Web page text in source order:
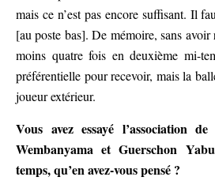
mais ce n’est pas encore suffisant. Il
[au poste bas]. De mémoire, sans
moins quatre fois en deuxième mi-
préférentielle pour recevoir, mais la
joueur extérieur.
Vous avez essayé l’association
Wembanyama et Guerschon
temps, qu’en avez-vous pensé ?